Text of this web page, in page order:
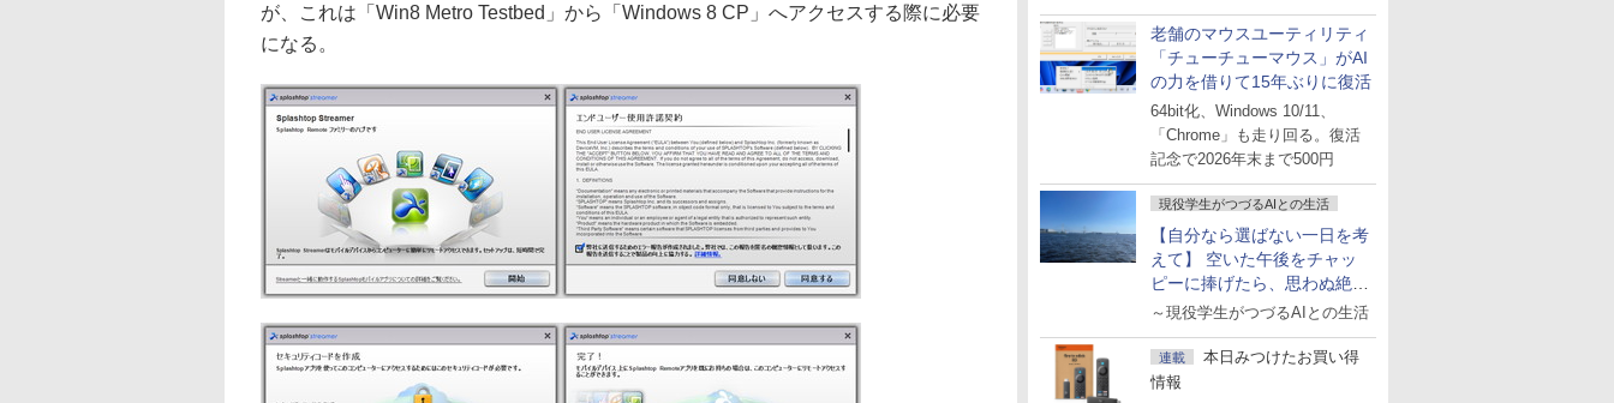
老舗のマウスユーティリティ
「チューチューマウス」がAI
の力を借りて15年ぶりに復活
64bit化、Windows 10/11、
「Chrome」も走り回る。復活
記念で2026年末まで500円
現役学生がつづるAIとの生活
【自分なら選ばない一日を考
えて】 空いた午後をチャッ
ピーに捧げたら、思わぬ絶景
に出会った話
～現役学生がつづるAIとの生活
連載
本日みつけたお買い得
情報
が、これは「Win8 Metro Testbed」から「Windows 8 CP」へアクセスする際に必要
になる。